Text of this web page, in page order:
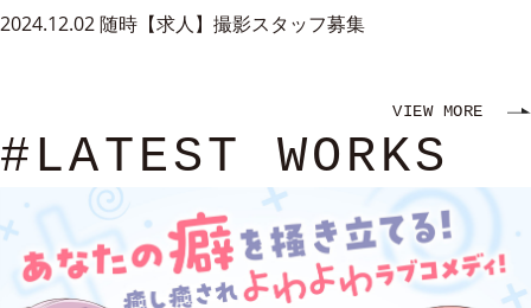
2024.12.02随時【求人】撮影スタッフ募集
VIEW MORE
#LATEST WORKS